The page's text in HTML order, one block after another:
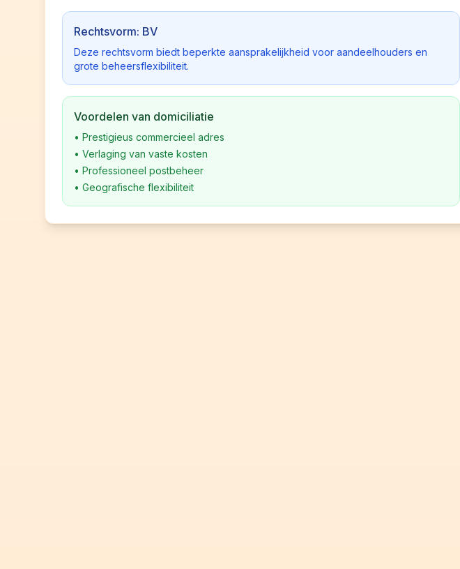
Rechtsvorm: BV
Deze rechtsvorm biedt beperkte aansprakelijkheid voor aandeelhouders en
grote beheersflexibiliteit.
Voordelen van domiciliatie
• Prestigieus commercieel adres
• Verlaging van vaste kosten
• Professioneel postbeheer
• Geografische flexibiliteit